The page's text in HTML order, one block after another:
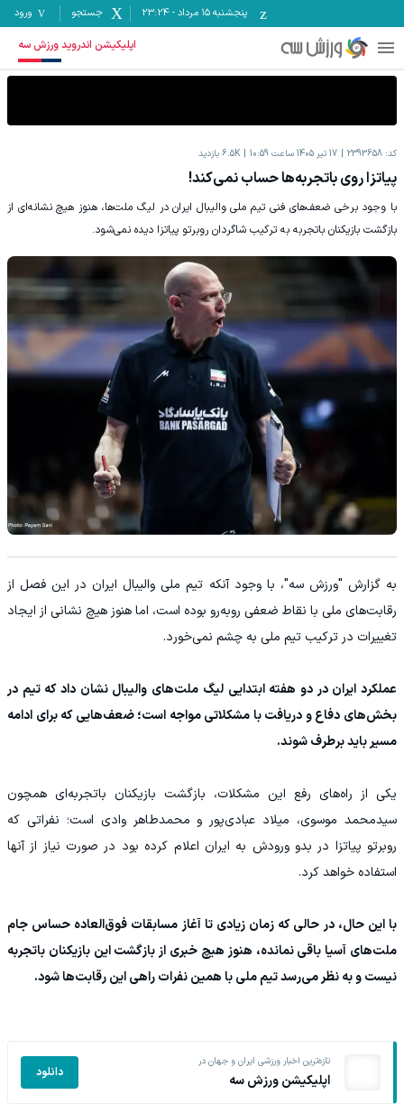
پنجشنبه ۱۵ مرداد -
23:24 جستجو ورود
اپلیکیشن اندروید ورزش سه
کد: 2393658 17 تیر 1405 ساعت 10:59 6.5K بازدید
پیاتزا روی باتجربه‌ها حساب نمی‌کند!
با وجود برخی ضعف‌های فنی تیم ملی والیبال ایران در لیگ ملت‌ها، هنوز هیچ نشانه‌ای از
بازگشت بازیکنان باتجربه به ترکیب شاگردان روبرتو پیاتزا دیده نمی‌شود.
به گزارش "ورزش سه"، با وجود آنکه تیم ملی والیبال ایران در این فصل از
رقابت‌های ملی با نقاط ضعفی روبه‌رو بوده است، اما هنوز هیچ نشانی از ایجاد
تغییرات در ترکیب تیم ملی به چشم نمی‌خورد.
عملکرد ایران در دو هفته ابتدایی لیگ ملت‌های والیبال نشان داد که تیم در
بخش‌های دفاع و دریافت با مشکلاتی مواجه است؛ ضعف‌هایی که برای ادامه
مسیر باید برطرف شوند.
یکی از راه‌های رفع این مشکلات، بازگشت بازیکنان باتجربه‌ای همچون
سیدمحمد موسوی، میلاد عبادی‌پور و محمدطاهر وادی است؛ نفراتی که
روبرتو پیاتزا در بدو ورودش به ایران اعلام کرده بود در صورت نیاز از آنها
استفاده خواهد کرد.
با این حال، در حالی که زمان زیادی تا آغاز مسابقات فوق‌العاده حساس جام
ملت‌های آسیا باقی نمانده، هنوز هیچ خبری از بازگشت این بازیکنان باتجربه
نیست و به نظر می‌رسد تیم ملی با همین نفرات راهی این رقابت‌ها شود.
تازه‌ترین اخبار ورزشی ایران و جهان در
اپلیکیشن ورزش سه دانلود